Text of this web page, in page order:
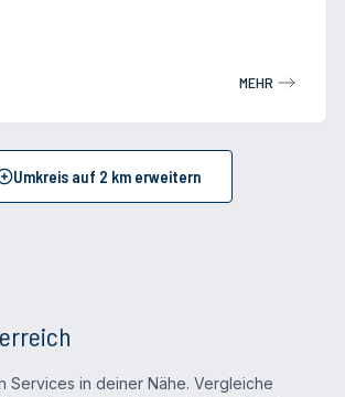
MEHR
Umkreis auf 2 km erweitern
Services in deiner Nähe. Vergleiche